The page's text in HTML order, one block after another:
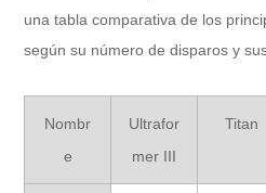
una tabla comparativa de los
según su número de disparos y
Nombr
e
Ultrafor
mer III
Titan